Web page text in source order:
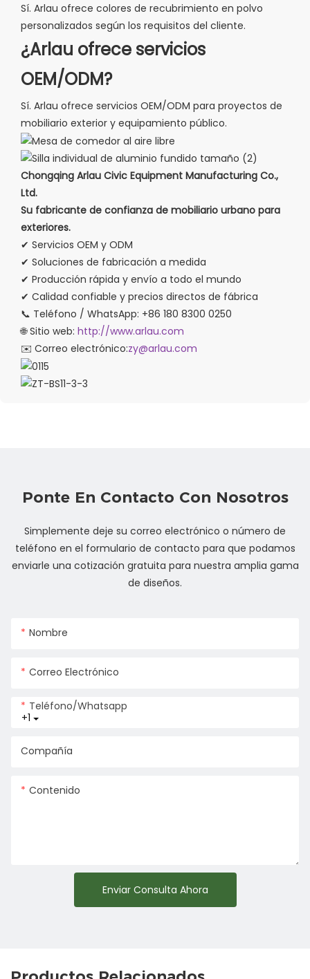
Sí. Arlau ofrece colores de recubrimiento en polvo
personalizados según los requisitos del cliente.
¿Arlau ofrece servicios
OEM/ODM?
Sí. Arlau ofrece servicios OEM/ODM para proyectos de
mobiliario exterior y equipamiento público.
Chongqing Arlau Civic Equipment Manufacturing Co.,
Ltd.
Su fabricante de confianza de mobiliario urbano para
exteriores.
✔ Servicios OEM y ODM
✔ Soluciones de fabricación a medida
✔ Producción rápida y envío a todo el mundo
✔ Calidad confiable y precios directos de fábrica
📞 Teléfono / WhatsApp: +86 180 8300 0250
🌐 Sitio web: http://www.arlau.com
✉️ Correo electrónico:zy@arlau.com
Ponte En Contacto Con Nosotros
Simplemente deje su correo electrónico o número de
teléfono en el formulario de contacto para que podamos
enviarle una cotización gratuita para nuestra amplia gama
de diseños.
Nombre
Correo Electrónico
+1
Teléfono/whatsapp
Compañía
Contenido
Enviar Consulta Ahora